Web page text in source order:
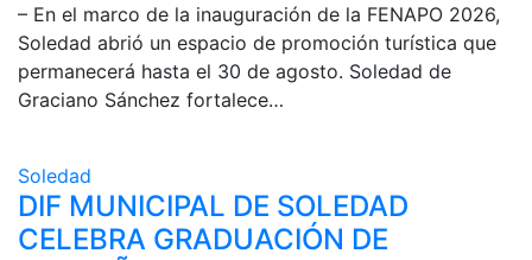
– En el marco de la inauguración de la FENAPO 2026,
Soledad abrió un espacio de promoción turística que
permanecerá hasta el 30 de agosto. Soledad de
Graciano Sánchez fortalece…
Soledad
DIF MUNICIPAL DE SOLEDAD
CELEBRA GRADUACIÓN DE